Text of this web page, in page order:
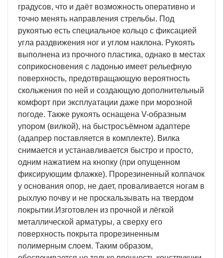
градусов, что и даёт возможность оперативно и
точно менять направления стрельбы. Под
рукоятью есть специальное кольцо с фиксацией
угла раздвижения ног и углом наклона. Рукоять
выполнена из прочного пластика, однако в местах
соприкосновения с ладонью имеет рельефную
поверхность, предотвращающую вероятность
скольжения по ней и создающую дополнительный
комфорт при эксплуатации даже при морозной
погоде. Также рукоять оснащена V-образным
упором (вилкой), на быстросъёмном адаптере
(адапрер поставляется в комплекте). Вилка
снимается и устанавливается быстро и просто,
одним нажатием на кнопку (при опущенном
фиксирующим флажке). Прорезиненный колпачок
у основания опор, не дает, проваливается ногам в
рыхлую почву и не проскальзывать на твердом
покрытии.Изготовлен из прочной и лёгкой
металлической арматуры, а сверху его
поверхность покрыта прорезиненным
полимерным слоем. Таким образом,